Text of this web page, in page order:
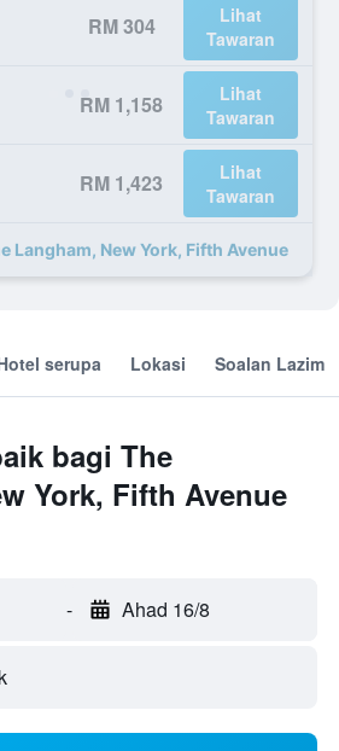
RM 304
Lihat
Tawaran
RM 1,158
Lihat
Tawaran
RM 1,423
Lihat
Tawaran
Langham, New York, Fifth Avenue
serupa Lokasi Soalan Lazim
bagi The
York, Fifth Avenue
- Ahad 16/8